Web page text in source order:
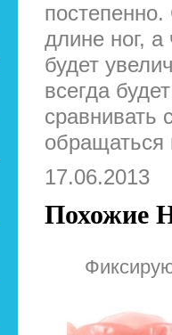
длине ног,
будет
всегда
сравнивать
обращаться
17.06.2013
Похожие